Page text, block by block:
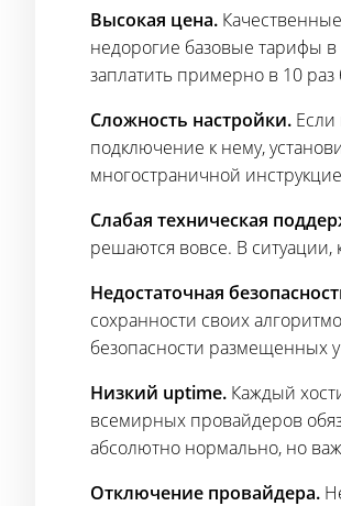
Высокая цена.
недорогие базовые тарифы
заплатить примерно в 10
Сложность настройки. Если
подключение к нему,
многостраничной
Слабая техническая
решаются вовсе. В
Недостаточная
сохранности своих
безопасности размещенных
Низкий uptime. Каждый
всемирных провайдеров
абсолютно нормально, но
Отключение провайдера.